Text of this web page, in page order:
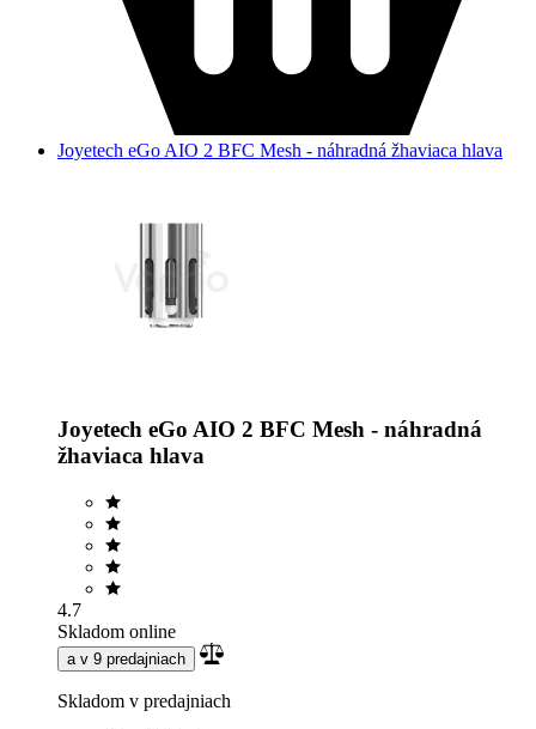
Joyetech eGo AIO 2 BFC Mesh - náhradná žhaviaca hlava
Joyetech eGo AIO 2 BFC Mesh - náhradná
žhaviaca hlava
4.7
Skladom online
a v 9 predajniach
Skladom v predajniach